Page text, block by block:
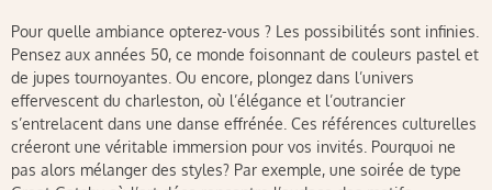
Pour quelle ambiance opterez-vous ? Les possibilités sont infinies.
Pensez aux années 50, ce monde foisonnant de couleurs pastel et
de jupes tournoyantes. Ou encore, plongez dans l’univers
effervescent du charleston, où l’élégance et l’outrancier
s’entrelacent dans une danse effrénée. Ces références culturelles
créeront une véritable immersion pour vos invités. Pourquoi ne
pas alors mélanger des styles? Par exemple, une soirée de type